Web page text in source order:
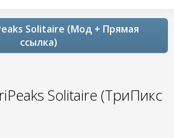
Solitaire (Мод + Прямая
ссылка)
Solitaire (ТриПикс